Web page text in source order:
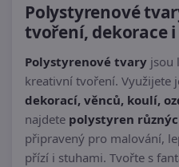
Polystyrenové
tvoření, dekorace
Polystyrenové tvary jsou
kreativní tvoření. Využijete
dekorací, věnců, koulí,
najdete polystyren
připravený pro malování,
přízí i stuhami. Tvořte s